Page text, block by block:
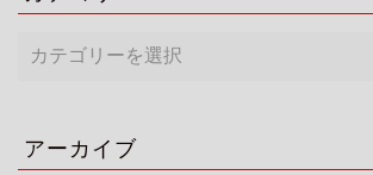
アーカイブ